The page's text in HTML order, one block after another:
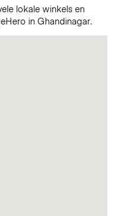
lokale winkels en
in Ghandinagar.